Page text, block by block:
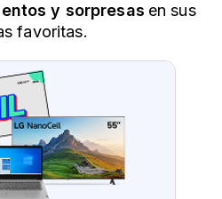
y sorpresas en sus
favoritas.